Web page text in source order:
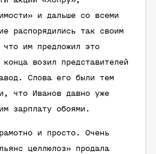
и дальше со всеми
распорядились так своим
что им предложил это
возил представителей
Слова его были тем
что Иванов давно уже
зарплату обоями.
и просто. Очень
целлюлоз» продала